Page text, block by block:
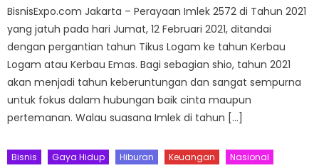
BisnisExpo.com Jakarta – Perayaan Imlek 2572 di Tahun 2021
yang jatuh pada hari Jumat, 12 Februari 2021, ditandai
dengan pergantian tahun Tikus Logam ke tahun Kerbau
Logam atau Kerbau Emas. Bagi sebagian shio, tahun 2021
akan menjadi tahun keberuntungan dan sangat sempurna
untuk fokus dalam hubungan baik cinta maupun
pertemanan. Walau suasana Imlek di tahun […]
Bisnis Gaya Hidup Hiburan Keuangan
Nasional